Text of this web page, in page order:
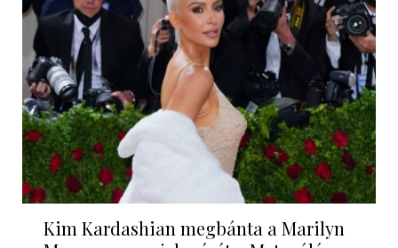
Kim Kardashian megbánta a Marilyn